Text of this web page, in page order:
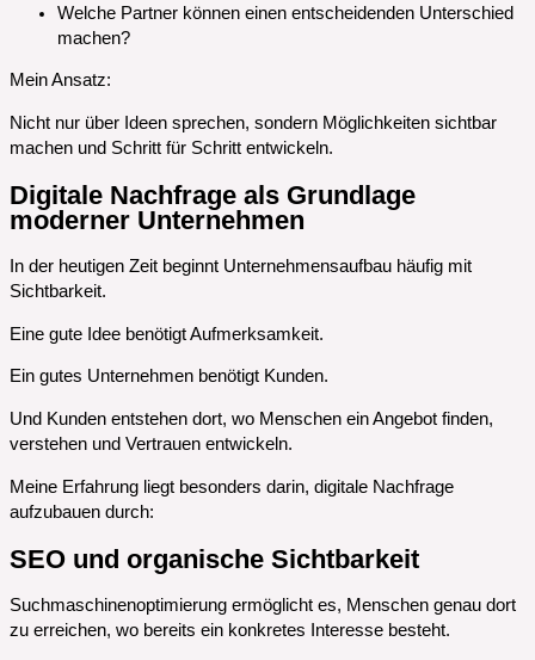
Welche Partner können einen entscheidenden Unterschied
machen?
Mein Ansatz:
Nicht nur über Ideen sprechen, sondern Möglichkeiten sichtbar
machen und Schritt für Schritt entwickeln.
Digitale Nachfrage als Grundlage
moderner Unternehmen
In der heutigen Zeit beginnt Unternehmensaufbau häufig mit
Sichtbarkeit.
Eine gute Idee benötigt Aufmerksamkeit.
Ein gutes Unternehmen benötigt Kunden.
Und Kunden entstehen dort, wo Menschen ein Angebot finden,
verstehen und Vertrauen entwickeln.
Meine Erfahrung liegt besonders darin, digitale Nachfrage
aufzubauen durch:
SEO und organische Sichtbarkeit
Suchmaschinenoptimierung ermöglicht es, Menschen genau dort
zu erreichen, wo bereits ein konkretes Interesse besteht.